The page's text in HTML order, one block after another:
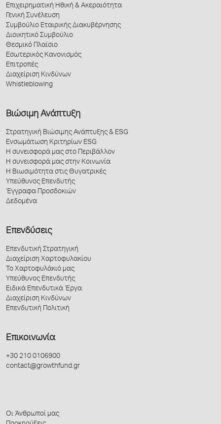
Επιχειρηματική Ηθική & Ακεραιότητα
Γενική Συνέλευση
Συμβούλιο Εταιρικής Διακυβέρνησης
Διοικητικό Συμβούλιο
Θεσμικό Πλαίσιο
Εσωτερικός Κανονισμός
Επιτροπές
Διαχείριση Κινδύνων
Whistleblowing
Βιώσιμη Ανάπτυξη
Στρατηγική Βιώσιμης Ανάπτυξης & ESG
Ενσωμάτωση Κριτηρίων ESG
Η συνεισφορά μας στο Περιβάλλον
Η συνεισφορά μας στην Κοινωνία
Η Βιωσιμότητα στις Θυγατρικές
Υπεύθυνος Επενδυτής
Έγγραφα Προσδοκιών
Δεδομένα
Επενδύσεις
Επενδυτική Στρατηγική
Διαχείριση Χαρτοφυλακίου
Το Χαρτοφυλάκιό μας
Υπεύθυνος Επενδυτής
Ειδικά Επενδυτικά Έργα
Διαχείριση Κινδύνων
Επενδυτική Πολιτική
Επικοινωνία
+30 210 0106900
contact@growthfund.gr
Οι Άνθρωποί μας